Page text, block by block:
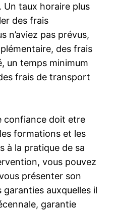
Un taux horaire plus
des frais
n’aviez pas prévus,
des frais
un temps minimum
frais de transport
confiance doit etre
formations et les
à la pratique de sa
vous pouvez
présenter son
garanties auxquelles il
garantie